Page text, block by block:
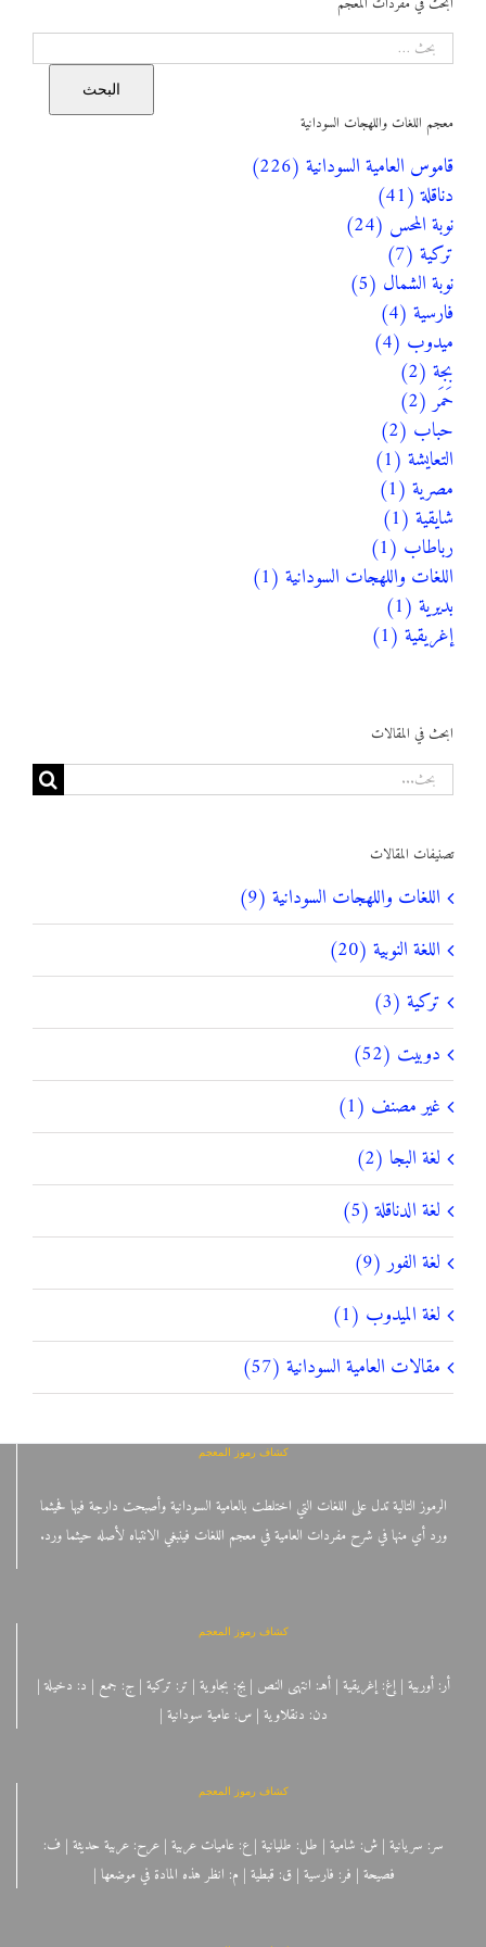
ابحث في المقالات
البحث
عن:
تصنيفات المقالات
اللغات واللهجات السودانية (9)
اللغة النوبية (20)
تركية (3)
دوبيت (52)
غير مصنف (1)
لغة البجا (2)
لغة الدناقلة (5)
لغة الفور (9)
لغة الميدوب (1)
مقالات العامية السودانية (57)
البحث
البحث
معجم اللغات واللهجات السودانية
قاموس العامية السودانية (226)
دناقلة (41)
نوبة المحس (24)
تركية (7)
نوبة الشمال (5)
فارسية (4)
ميدوب (4)
بجة (2)
حَمَر (2)
حباب (2)
التعايشة (1)
مصرية (1)
شايقية (1)
رباطاب (1)
اللغات واللهجات السودانية (1)
بديرية (1)
إغريقية (1)
كشاف رموز المعجم
الرموز التالية تدل على اللغات التي اختلطت بالعامية السودانية وأصبحت دارجة فيها فحيثما
ورد أي منها في شرح مفردات العامية في معجم اللغات فينبغي الانتباه لأصله حيثما ورد.
كشاف رموز المعجم
أر: أوربية | إغ: إغريقية | أهـ: انتهى النص | بج: بجاوية | تر: تركية | ج: جمع | د: دخيلة |
دن: دنقلاوية | س: عامية سودانية |
كشاف رموز المعجم
سر: سريانية | ش: شامية | طل: طليانية | ع: عاميات عربية | عرح: عربية حديثة | ف:
فصيحة | فر: فارسية | ق: قبطية | م: انظر هذه المادة في موضعها |